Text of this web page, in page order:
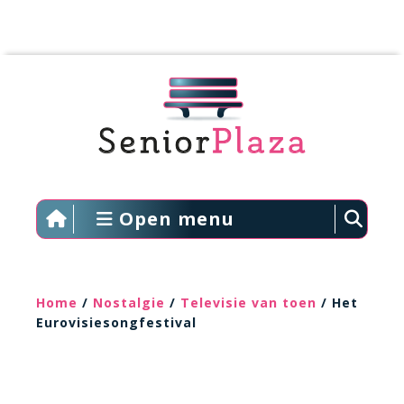
Open menu
Home / Nostalgie / Televisie van toen / Het
Eurovisiesongfestival